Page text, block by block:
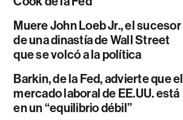
Muere John Loeb Jr., el sucesor
de una dinastía de Wall Street
que se volcó a la política
Barkin, de la Fed, advierte que el
mercado laboral de EE.UU. está
en un “equilibrio débil”